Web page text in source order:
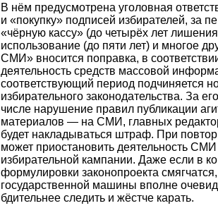
В нём предусмотрена уголовная
и «покупку» подписей избирателей, за
«чёрную кассу» (до четырёх лет
использование (до пяти лет) и многое
СМИ» вносится поправка, в
деятельность средств массовой
соответствующий период подчиняется
избирательного законодательства. За
числе нарушение правил публикации
материалов — на СМИ, главных
будет накладываться штраф. При
может приостановить деятельность
избирательной кампании. Даже если в
формулировки законопроекта
государственной машины вполне
бдительнее следить и жёстче карать.